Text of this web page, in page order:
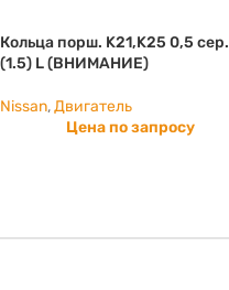
Кольца порш. K21,K25 0,5 сер.
(1.5) L (ВНИМАНИЕ)
Nissan,Двигатель
Цена по запросу